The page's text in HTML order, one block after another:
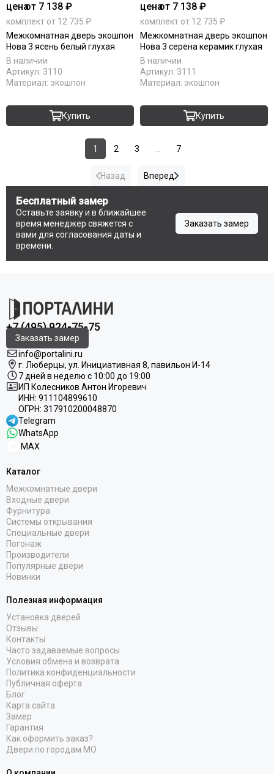
ценаот 7 138 ₽
комплект от 12 735 ₽
Межкомнатная дверь экошпон
Нова 3 ясень белый глухая
В наличии
Артикул: 3110
Материал: экошпон
Купить
ценаот 7 138 ₽
комплект от 12 735 ₽
Межкомнатная дверь экошпон
Нова 3 серена керамик глухая
В наличии
Артикул: 3111
Материал: экошпон
Купить
Назад
1 2 3 7
Вперед
Бесплатный замер
Оставьте заявку и в ближайшее
время менеджер свяжется с
вами для согласования даты и
времени.
Заказать замер
+7 (495) 924-75-75
Заказать замер
info@portalini.ru
г. Люберцы, ул. Инициативная 8, павильон И-14
7 дней в неделю с 10:00 до 19:00
ИП Колесников Антон Игоревич
ИНН: 911104899610
ОГРН: 317910200048870
Telegram
WhatsApp
MAX
Каталог
Межкомнатные двери
Входные двери
Фурнитура
Системы открывания
Специальные двери
Погонаж
Производители
Популярные двери
Новинки
Полезная информация
Установка дверей
Отзывы
Контакты
Часто задаваемые вопросы
Условия обмена и возврата
Политика конфиденциальности
Публичная оферта
Блог
Карта сайта
Замер
Гарантия
Как оформить заказ?
Двери по городам МО